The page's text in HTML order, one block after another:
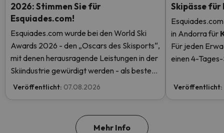
2026: Stimmen Sie für
Esquiades.com!
Esquiades.com wurde bei den World Ski
Awards 2026 - den „Oscars des Skisports“,
mit denen herausragende Leistungen in der
Skiindustrie gewürdigt werden - als bester
Skiurlaubveranstalter der Welt nominiert.
Veröffentlicht: 07.08.2026
Skipässe
in Andorrafür
Für jeden
einen 4-
mehr.
Veröffentlicht:
Mehr Info